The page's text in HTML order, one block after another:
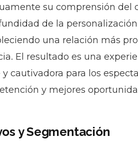
su comprensión del
de la
una relación más
El resultado es una
cautivadora para los
y mejores
y Segmentación